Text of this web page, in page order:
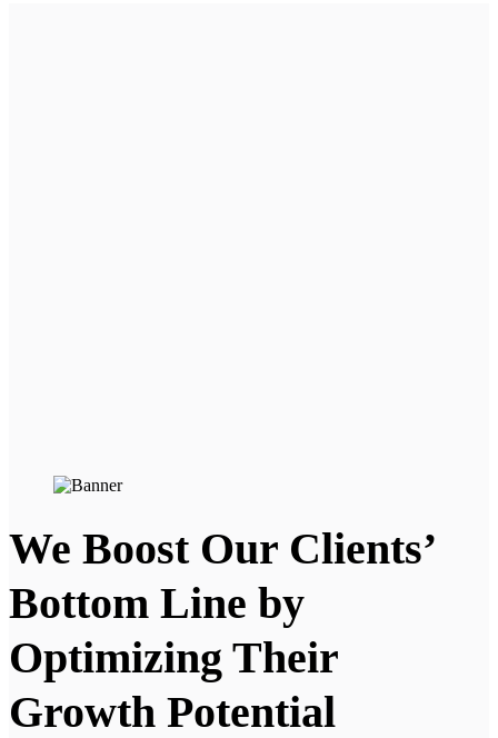
We Boost Our Clients’
Bottom Line by
Optimizing Their
Growth Potential